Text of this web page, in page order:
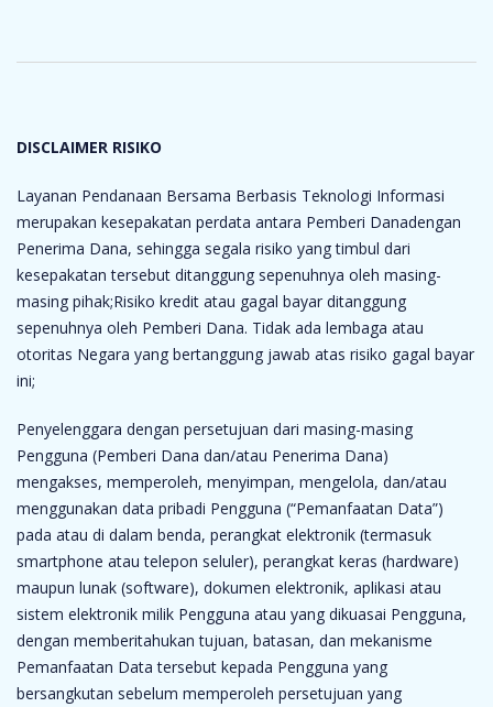
DISCLAIMER RISIKO
Layanan Pendanaan Bersama Berbasis Teknologi Informasi
merupakan kesepakatan perdata antara Pemberi Danadengan
Penerima Dana, sehingga segala risiko yang timbul dari
kesepakatan tersebut ditanggung sepenuhnya oleh masing-
masing pihak;Risiko kredit atau gagal bayar ditanggung
sepenuhnya oleh Pemberi Dana. Tidak ada lembaga atau
otoritas Negara yang bertanggung jawab atas risiko gagal bayar
ini;
Penyelenggara dengan persetujuan dari masing-masing
Pengguna (Pemberi Dana dan/atau Penerima Dana)
mengakses, memperoleh, menyimpan, mengelola, dan/atau
menggunakan data pribadi Pengguna (“Pemanfaatan Data”)
pada atau di dalam benda, perangkat elektronik (termasuk
smartphone atau telepon seluler), perangkat keras (hardware)
maupun lunak (software), dokumen elektronik, aplikasi atau
sistem elektronik milik Pengguna atau yang dikuasai Pengguna,
dengan memberitahukan tujuan, batasan, dan mekanisme
Pemanfaatan Data tersebut kepada Pengguna yang
bersangkutan sebelum memperoleh persetujuan yang